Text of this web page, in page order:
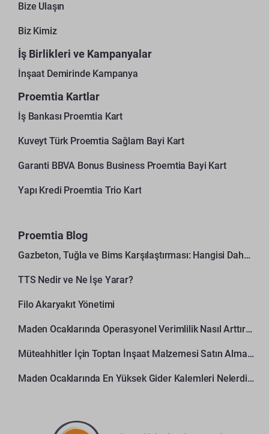
Bize Ulaşın
Biz Kimiz
İş Birlikleri ve Kampanyalar
İnşaat Demirinde Kampanya
Proemtia Kartlar
İş Bankası Proemtia Kart
Kuveyt Türk Proemtia Sağlam Bayi Kart
Garanti BBVA Bonus Business Proemtia Bayi Kart
Yapı Kredi Proemtia Trio Kart
Proemtia Blog
Gazbeton, Tuğla ve Bims Karşılaştırması: Hangisi Daha Avantajlı?
TTS Nedir ve Ne İşe Yarar?
Filo Akaryakıt Yönetimi
Maden Ocaklarında Operasyonel Verimlilik Nasıl Arttırılır?
Müteahhitler İçin Toptan İnşaat Malzemesi Satın Alma Rehberi
Maden Ocaklarında En Yüksek Gider Kalemleri Nelerdir?